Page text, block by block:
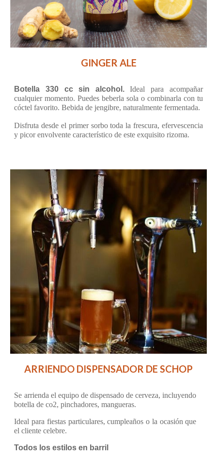
GINGER ALE
Botella 330 cc sin alcohol.Ideal para acompañar
cualquier momento. Puedes beberla sola o combinarla con tu
cóctel favorito. Bebida de jengibre, naturalmente fermentada.
Disfruta desde el primer sorbo toda la frescura, efervescencia
y picor envolvente característico de este exquisito rizoma.
ARRIENDO DISPENSADOR DE SCHOP
Se arrienda el equipo de dispensado de cerveza, incluyendo
botella de co2, pinchadores, mangueras.
Ideal para fiestas particulares, cumpleaños o la ocasión que
el cliente celebre.
Todos los estilos en barril